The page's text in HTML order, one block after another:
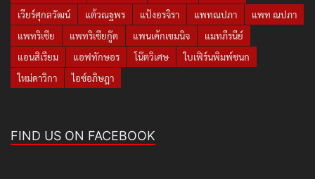
เวียร์ศุกลวัฒน์
แต้วณฐพร แป้งอรจิรา แพทณปภา
แพท ณปภา
แพทริเซีย
แพทริเซียกู๊ด แพนเค้กเขมนิจ
แมทภีรนีย์
แอนสิเรียม
แอฟทักษอร โน๊ตวิเศษ
ใบเฟิร์นพิมพ์ชนก
ใหม่ดาวิกา
ไอซ์อภิษฎา
FIND US ON FACEBOOK